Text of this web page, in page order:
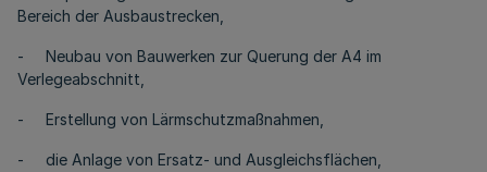
Bereich der Ausbaustrecken,
- Neubau von Bauwerken zur Querung der A4 im
Verlegeabschnitt,
- Erstellung von Lärmschutzmaßnahmen,
- die Anlage von Ersatz- und Ausgleichsflächen,